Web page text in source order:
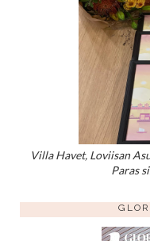
Villa Havet, Loviisan
Paras